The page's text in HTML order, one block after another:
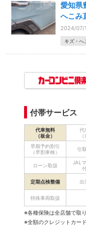
愛知県
へこみ
2024/07/
キズ・へ
付帯サービス
代車無料
（板金）
代
早期予約割引
（早割車検）
引
ローン取扱
JAL
定期点検整備 出
特殊車両取扱
※各種保険は全店舗で取
※全額のクレジットカー